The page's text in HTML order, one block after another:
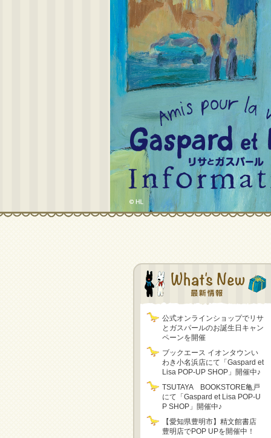
公式オンラインショップでリサ
とガスパールのお誕生日キャン
ペーンを開催
ブックエース イオンタウンい
わき小名浜店にて「Gaspard et
Lisa POP-UP SHOP」開催中♪
TSUTAYA BOOKSTORE亀戸
にて「Gaspard et Lisa POP-U
P SHOP」開催中♪
【愛知県豊明市】精文館書店
豊明店でPOP UPを開催中！